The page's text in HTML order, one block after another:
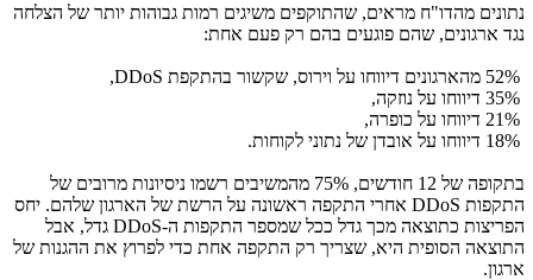
נתונים מהדו"ח מראים, שהתוקפים משיגים רמות גבוהות יותר של הצלחה
נגד ארגונים, שהם פוגעים בהם רק פעם אחת:
DDoS
,
בתקופה של 12 חודשים, 75% מהמשיבים רשמו ניסיונות מרובים של
התקפות DDoS אחרי התקפה ראשונה על הרשת של הארגון שלהם. יחס
הפריצות כתוצאה מכך גדל ככל שמספר התקפות ה-DDoS גדל, אבל
התוצאה הסופית היא, שצריך רק התקפה אחת כדי לפרוץ את ההגנות של
ארגון.